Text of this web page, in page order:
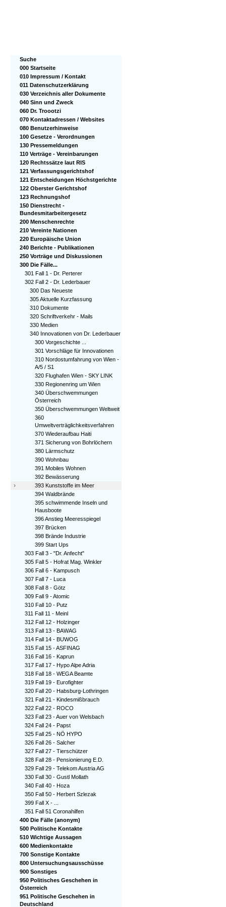
Suche
000 Startseite
010 Impressum / Kontakt
011 Datenschutzerklärung
030 Verzeichnis aller Dokumente
040 Sinn und Zweck
060 Dr. Troootzi
070 Kontaktadressen / Websites
080 Benutzerhinweise
100 Gesetze - Verordnungen
130 Pressemeldungen
110 Verträge - Vereinbarungen
120 Rechtssätze laut RIS
121 Verfassungsgerichtshof
121 Entscheidungen Höchstgerichte
122 Oberster Gerichtshof
123 Rechnungshof
150 Dienstrecht -
Bundesmitarbeitergesetz
200 Menschenrechte
210 Vereinte Nationen
220 Europäische Union
240 Berichte - Publikationen
250 Vorträge und Diskussionen
300 Die Fälle...
301 Fall 1 - Dr. Perterer
302 Fall 2 - Dr. Lederbauer
300 Das Neueste
305 Aktuelle Kurzfassung
310 Dokumente
320 Schriftverkehr - Mails
330 Medien
340 Innovationen von Dr. Lederbauer
300 Vorgeschichte ...
301 Vorschläge für Innovationen
310 Nordostumfahrung von Wien -
A/5 / S1
320 Flughafen Wien - SKY LINK
330 Regionenring um Wien
340 Überschwemmungen
Österreich
350 Überschwemmungen Weltweit
360
Umweltverträglichkeitsverfahren
370 Wiederaufbau Haiti
371 Sicherung von Bohrlöchern
380 Lärmschutz
390 Wohnbau
391 Mobiles Wohnen
392 Bewässerung
›
393 Kunststoffe im Meer
394 Waldbrände
395 schwimmende Inseln und
Hausboote
396 Anstieg Meeresspiegel
397 Brücken
398 Brände Industrie
399 Start Ups
303 Fall 3 - "Dr. Anfecht"
305 Fall 5 - Hofrat Mag. Winkler
306 Fall 6 - Kampusch
307 Fall 7 - Luca
308 Fall 8 - Götz
309 Fall 9 - Atomic
310 Fall 10 - Putz
311 Fall 11 - Meinl
312 Fall 12 - Holzinger
313 Fall 13 - BAWAG
314 Fall 14 - BUWOG
315 Fall 15 - ASFINAG
316 Fall 16 - Kaprun
317 Fall 17 - Hypo Alpe Adria
318 Fall 18 - WEGA Beamte
319 Fall 19 - Eurofighter
320 Fall 20 - Habsburg-Lothringen
321 Fall 21 - Kindesmißbrauch
322 Fall 22 - ROCO
323 Fall 23 - Auer von Welsbach
324 Fall 24 - Papst
325 Fall 25 - NÖ HYPO
326 Fall 26 - Salcher
327 Fall 27 - Tierschützer
328 Fall 28 - Pensionierung E.D.
329 Fall 29 - Telekom Austria AG
330 Fall 30 - Gustl Mollath
340 Fall 40 - Hoza
350 Fall 50 - Herbert Szlezak
399 Fall X - ...
351 Fall 51 Coronahilfen
400 Die Fälle (anonym)
500 Politische Kontakte
510 Wichtige Aussagen
600 Medienkontakte
700 Sonstige Kontakte
800 Untersuchungsausschüsse
900 Sonstiges
950 Politisches Geschehen in
Österreich
951 Politische Geschehen in
Deutschland